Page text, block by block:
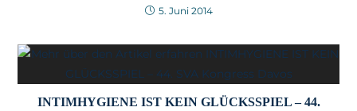
5. Juni 2014
INTIMHYGIENE IST KEIN GLÜCKSSPIEL – 44.